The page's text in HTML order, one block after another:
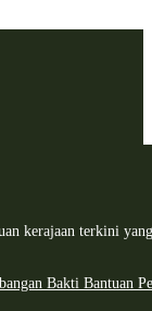
kerajaan terkini
Bakti Bantuan